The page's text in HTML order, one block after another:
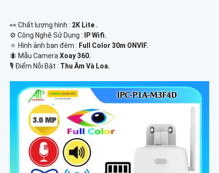
️👀 Chất lượng hình : 2K Lite .
⚙ Công Nghệ Sử Dụng :
IP Wifi.
🔅 Hình ảnh ban đêm : Full Color 30m ONVIF.
🐜 Mẫu Camera Xoay 360.
️🎙 Điểm Nỗi Bật : Thu Âm Và Loa.